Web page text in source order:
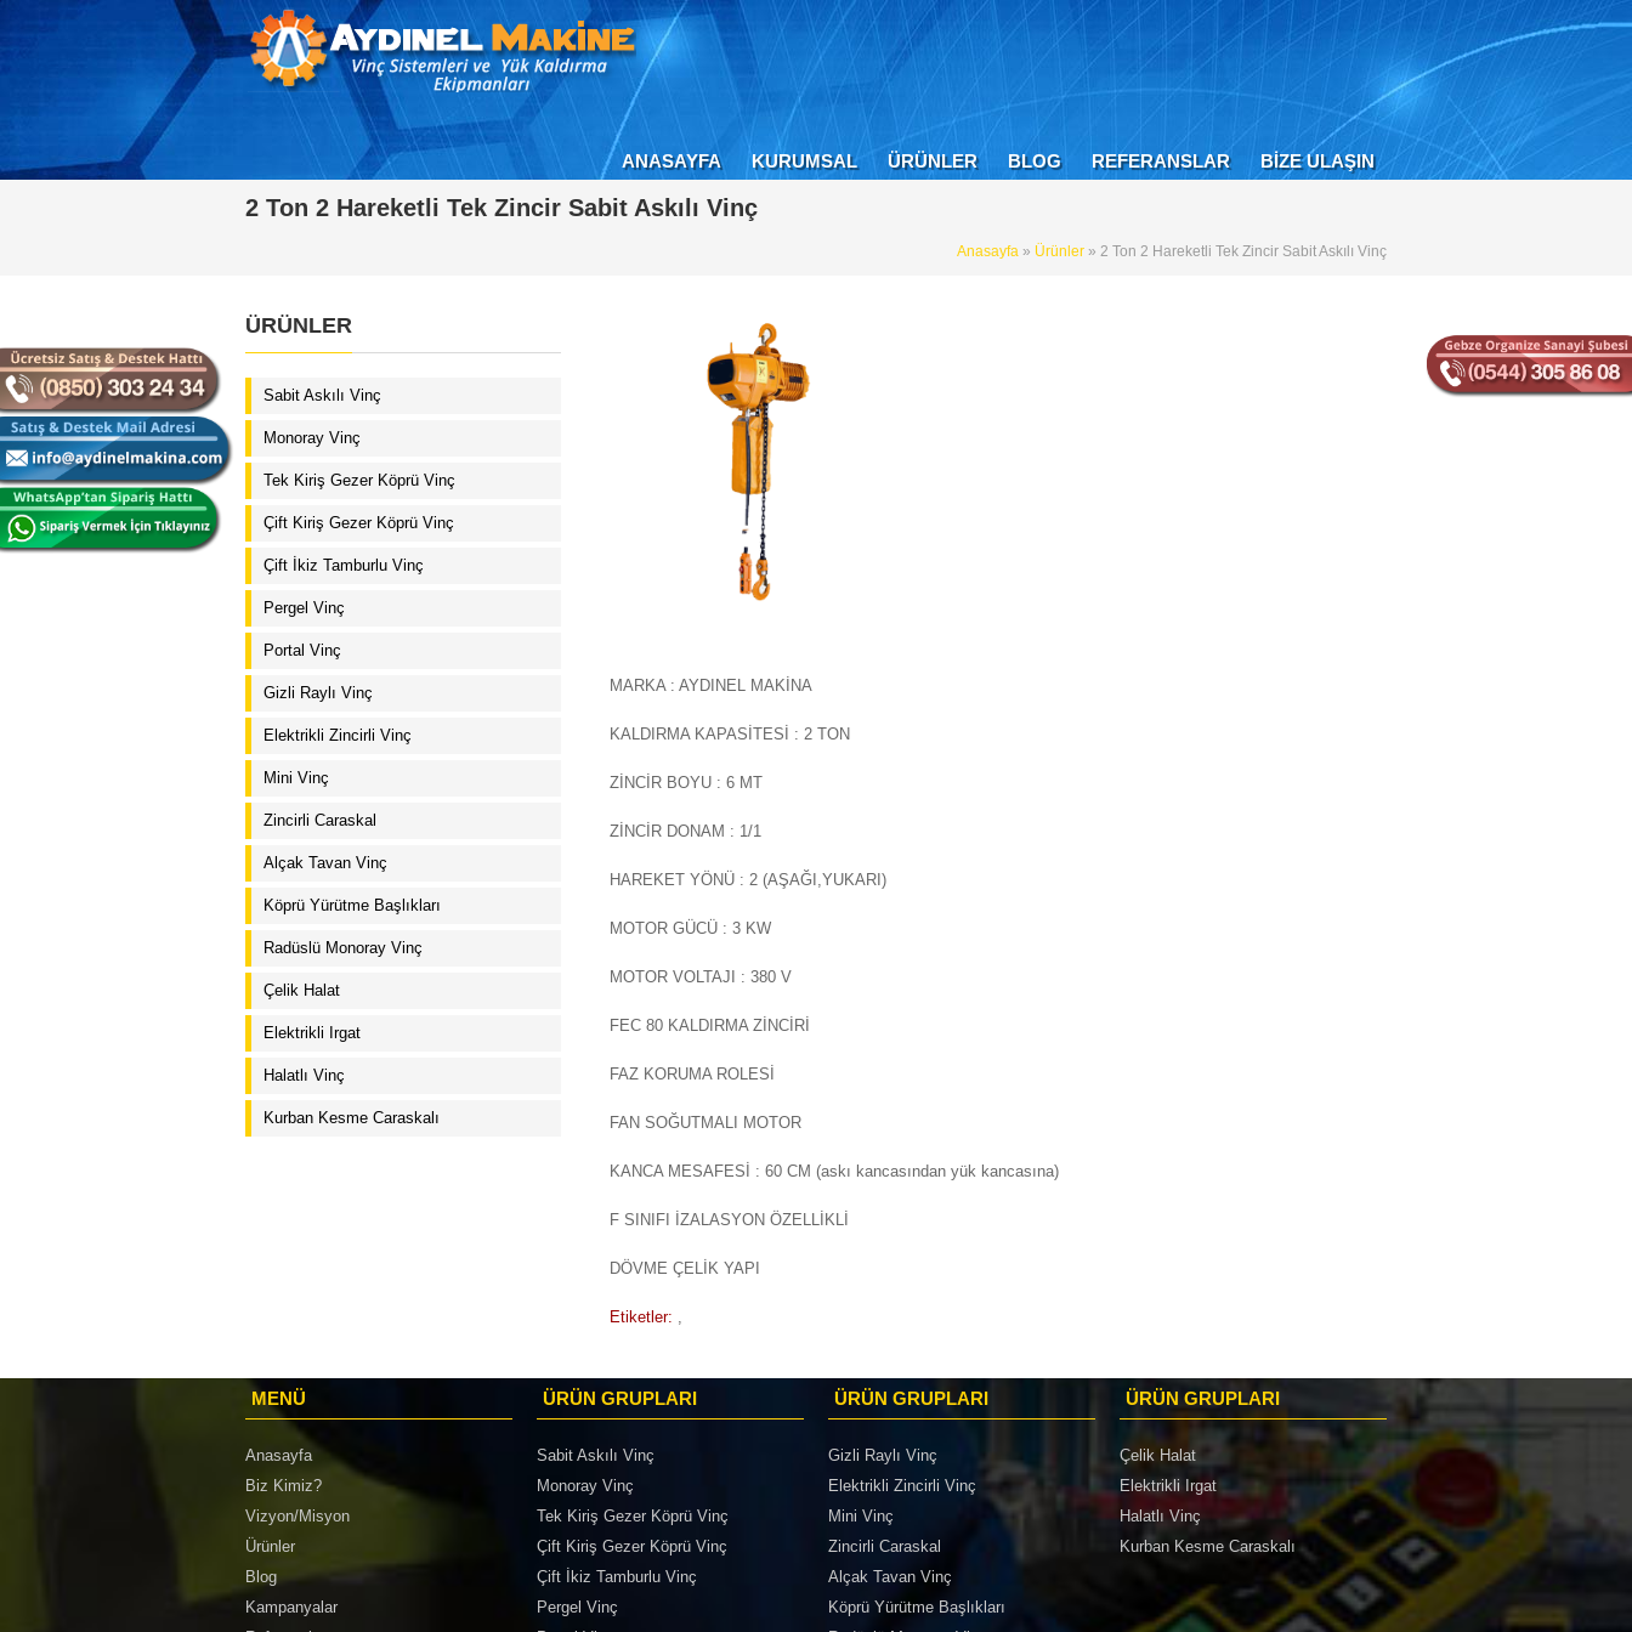
ANASAYFA KURUMSAL ÜRÜNLER BLOG REFERANSLAR BİZE ULAŞIN
2 Ton 2 Hareketli Tek Zincir Sabit Askılı Vinç
Anasayfa » Ürünler » 2 Ton 2 Hareketli Tek Zincir Sabit Askılı Vinç
MARKA : AYDINEL MAKİNA
KALDIRMA KAPASİTESİ : 2 TON
ZİNCİR BOYU : 6 MT
ZİNCİR DONAM : 1/1
HAREKET YÖNÜ : 2 (AŞAĞI,YUKARI)
MOTOR GÜCÜ : 3 KW
MOTOR VOLTAJI : 380 V
FEC 80 KALDIRMA ZİNCİRİ
FAZ KORUMA ROLESİ
FAN SOĞUTMALI MOTOR
KANCA MESAFESİ : 60 CM (askı kancasından yük kancasına)
F SINIFI İZALASYON ÖZELLİKLİ
DÖVME ÇELİK YAPI
Etiketler: ,
ÜRÜNLER
Sabit Askılı Vinç
Monoray Vinç
Tek Kiriş Gezer Köprü Vinç
Çift Kiriş Gezer Köprü Vinç
Çift İkiz Tamburlu Vinç
Pergel Vinç
Portal Vinç
Gizli Raylı Vinç
Elektrikli Zincirli Vinç
Mini Vinç
Zincirli Caraskal
Alçak Tavan Vinç
Köprü Yürütme Başlıkları
Radüslü Monoray Vinç
Çelik Halat
Elektrikli Irgat
Halatlı Vinç
Kurban Kesme Caraskalı
MENÜ
Anasayfa
Biz Kimiz?
Vizyon/Misyon
Ürünler
Blog
Kampanyalar
ÜRÜN GRUPLARI
Sabit Askılı Vinç
Monoray Vinç
Tek Kiriş Gezer Köprü Vinç
Çift Kiriş Gezer Köprü Vinç
Çift İkiz Tamburlu Vinç
Pergel Vinç
ÜRÜN GRUPLARI
Gizli Raylı Vinç
Elektrikli Zincirli Vinç
Mini Vinç
Zincirli Caraskal
Alçak Tavan Vinç
Köprü Yürütme Başlıkları
ÜRÜN GRUPLARI
Çelik Halat
Elektrikli Irgat
Halatlı Vinç
Kurban Kesme Caraskalı